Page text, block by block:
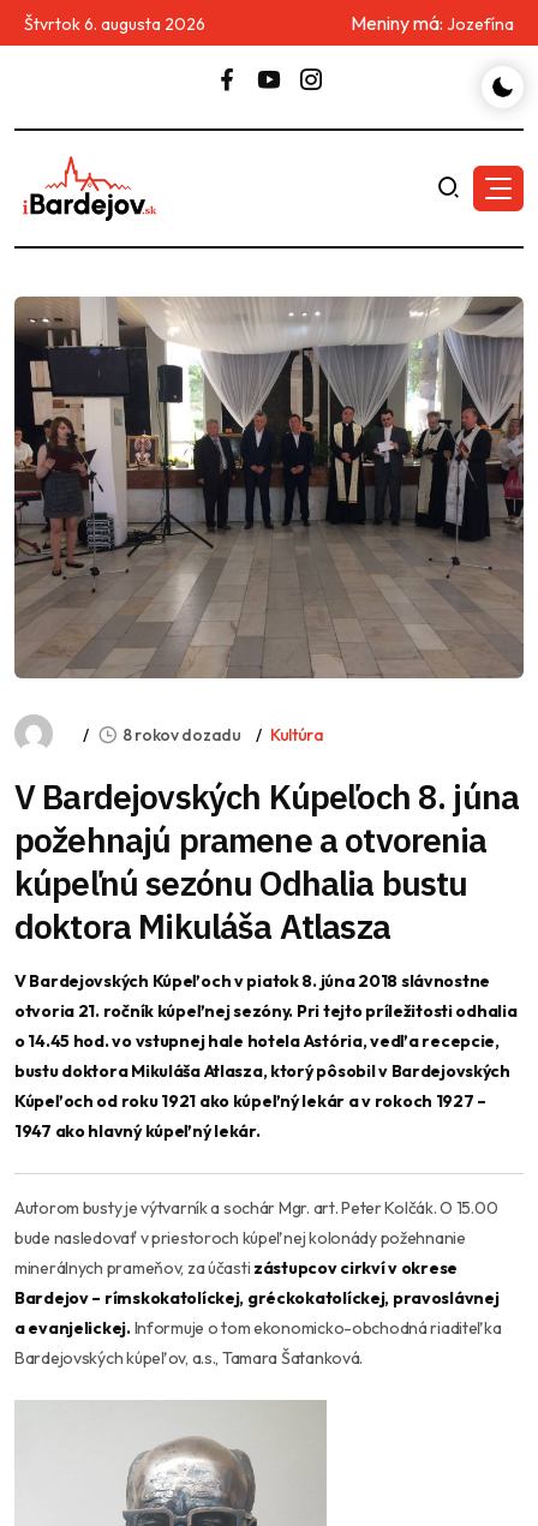
Štvrtok 6. augusta 2026 Meniny má: Jozefína
8 rokov dozadu Kultúra
V Bardejovských Kúpeľoch 8. júna
požehnajú pramene a otvorenia
kúpeľnú sezónu Odhalia bustu
doktora Mikuláša Atlasza
V Bardejovských Kúpeľoch v piatok 8. júna 2018 slávnostne
otvoria 21. ročník kúpeľnej sezóny. Pri tejto príležitosti odhalia
o 14.45 hod. vo vstupnej hale hotela Astória, vedľa recepcie,
bustu doktora Mikuláša Atlasza, ktorý pôsobil v Bardejovských
Kúpeľoch od roku 1921 ako kúpeľný lekár a v rokoch 1927 –
1947 ako hlavný kúpeľný lekár.
Autorom busty je výtvarník a sochár Mgr. art. Peter Kolčák. O 15.00
bude nasledovať v priestoroch kúpeľnej kolonády požehnanie
minerálnych prameňov, za účasti zástupcov cirkví v okrese
Bardejov – rímskokatolíckej, gréckokatolíckej, pravoslávnej
a evanjelickej.Informuje o tom ekonomicko-obchodná riaditeľka
Bardejovských kúpeľov, a.s., Tamara Šatanková.